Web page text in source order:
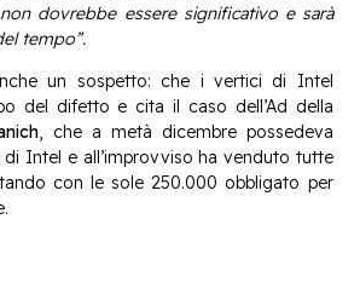
dovrebbe essere significativo e sarà
tempo”.
un sospetto: che i vertici di Intel
del difetto e cita il caso dell’Ad della
, che a metà dicembre possedeva
di Intel e all’improvviso ha venduto tutte
con le sole 250.000 obbligato per